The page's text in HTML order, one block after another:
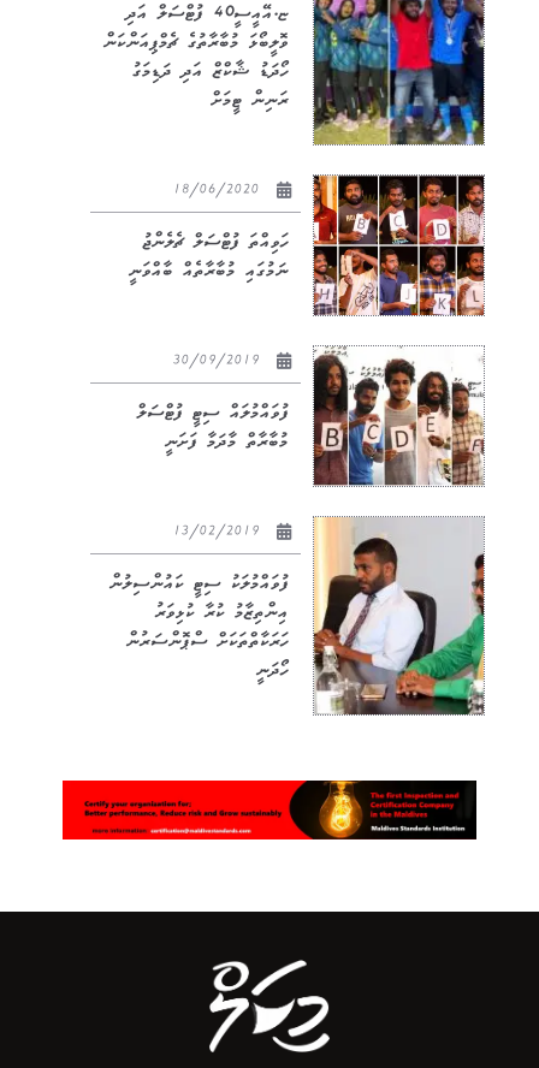
ޏ.އޭއީސީ40 ފުޓްސަލް އަދި
ވޮލީބޯޅަ މުބާރާތުގެ ޗެމްޕިއަންކަން
ހޯދަޑު ޝާކްޒް އަދި ދަޑިމަގު
ރަނިން ޓީމަށް
ހަވިއްތަ ފުޓްސަލް ޗެލެންޖު
ނަމުގައި މުބާރާތެއް ބާއްވަނީ
ފުވައްމުލައް ސިޓީ ފުޓްސަލް
މުބާރާތް މާދަމާ ފަށަނީ
ފުވައްމުލަކު ސިޓީ ކައުންސިލުން
އިންތިޒާމު ކުރާ ކުޅިވަރު
ހަރަކާތްތަކަށް ސްޕޮންސަރުން
ހޯދަނީ